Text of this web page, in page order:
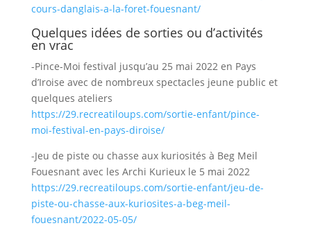
cours-danglais-a-la-foret-fouesnant/
Quelques idées de sorties ou d’activités
en vrac
-Pince-Moi festival jusqu’au 25 mai 2022 en Pays
d’Iroise avec de nombreux spectacles jeune public et
quelques ateliers
https://29.recreatiloups.com/sortie-enfant/pince-
moi-festival-en-pays-diroise/
-Jeu de piste ou chasse aux kuriosités à Beg Meil
Fouesnant avec les Archi Kurieux le 5 mai 2022
https://29.recreatiloups.com/sortie-enfant/jeu-de-
piste-ou-chasse-aux-kuriosites-a-beg-meil-
fouesnant/2022-05-05/